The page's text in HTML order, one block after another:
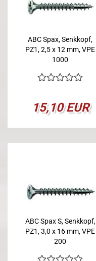
ABC Spax, Senkkopf,
PZ1, 2,5 x 12 mm, VPE
1000
15,10 EUR
ABC Spax S, Senkkopf,
PZ1, 3,0 x 16 mm, VPE
200